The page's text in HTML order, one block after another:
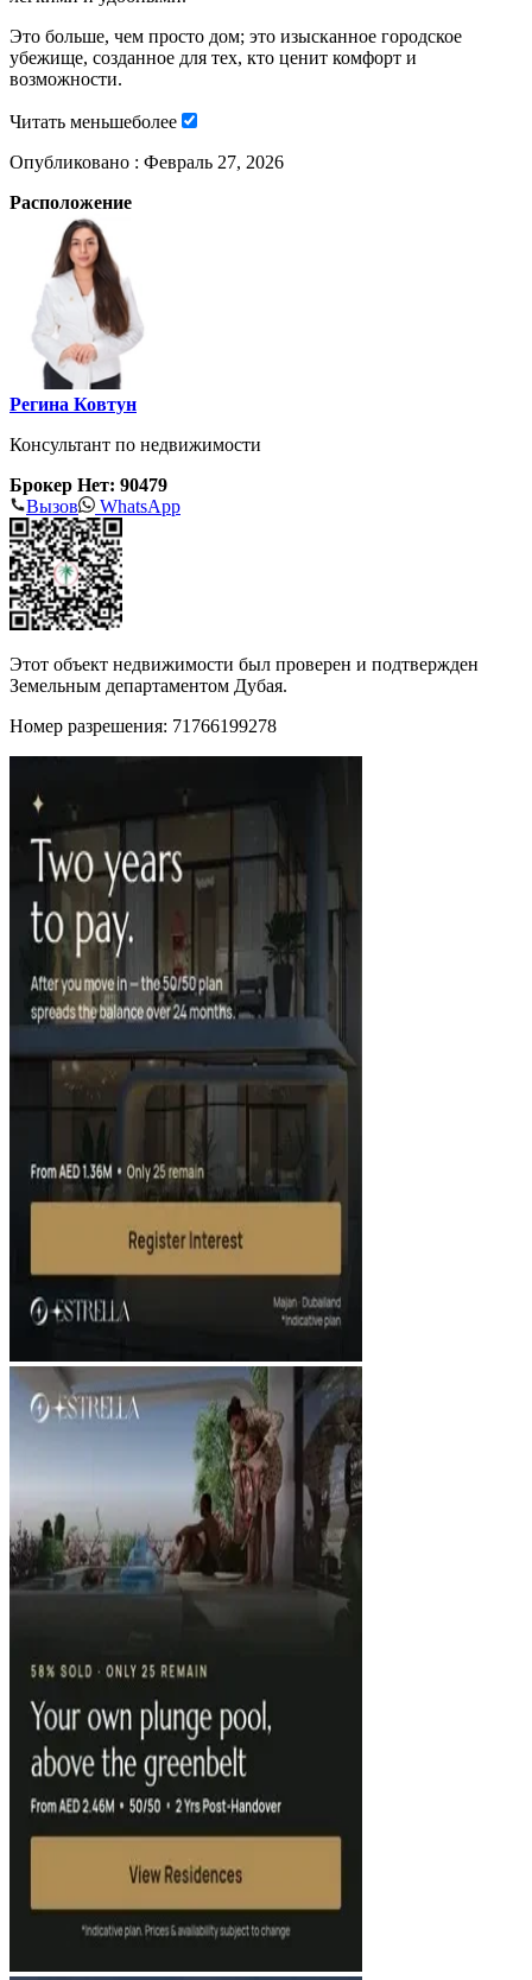
Это больше, чем просто дом; это изысканное городское
убежище, созданное для тех, кто ценит комфорт и
возможности.
Читать меньшеболее
Опубликовано : Февраль 27, 2026
Расположение
Регина Ковтун
Консультант по недвижимости
Брокер Нет: 90479
Вызов
WhatsApp
Этот объект недвижимости был проверен и подтвержден
Земельным департаментом Дубая.
Номер разрешения: 71766199278